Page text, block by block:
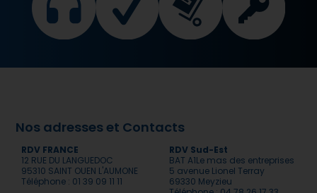
Nos adresses et Contacts
RDV FRANCE
12 RUE DU LANGUEDOC
95310 SAINT OUEN L'AUMONE
Téléphone : 01 39 09 11 11
RDV Sud-Est
BAT A1Le mas des entreprises
5 avenue Lionel Terray
69330 Meyzieu